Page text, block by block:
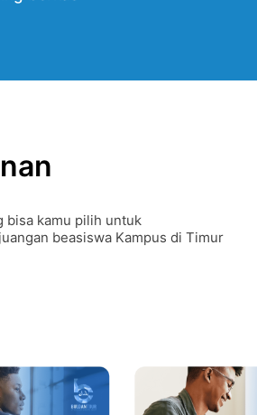
bisa kamu pilih untuk
beasiswa Kampus di Timur